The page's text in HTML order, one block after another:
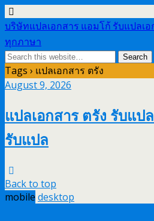
บริษัทแปลเอกสาร แอมโก้ รับแปลเ
ทุกภาษา
Tags › แปลเอกสาร ตรัง
August 9, 2026
แปลเอกสาร ตรัง รับแป
รับแปล
Back to top
mobile desktop